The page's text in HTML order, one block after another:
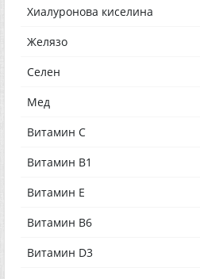
Хиалуронова киселина
Желязо
Селен
Мед
Витамин С
Витамин В1
Витамин Е
Витамин В6
Витамин D3